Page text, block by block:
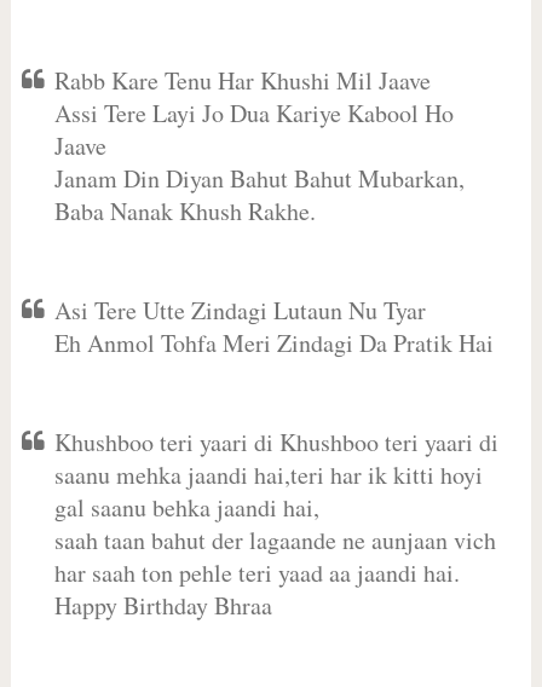
Rabb Kare Tenu Har Khushi Mil Jaave
Assi Tere Layi Jo Dua Kariye Kabool Ho
Jaave
Janam Din Diyan Bahut Bahut Mubarkan,
Baba Nanak Khush Rakhe.
Asi Tere Utte Zindagi Lutaun Nu Tyar
Eh Anmol Tohfa Meri Zindagi Da Pratik Hai
Khushboo teri yaari di Khushboo teri yaari di
saanu mehka jaandi hai,teri har ik kitti hoyi
gal saanu behka jaandi hai,
saah taan bahut der lagaande ne aunjaan vich
har saah ton pehle teri yaad aa jaandi hai.
Happy Birthday Bhraa